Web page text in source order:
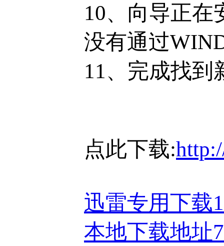
10、向导正在
没有通过
11、完成找到
点此下载:
迅雷专用下载
本地下载地址